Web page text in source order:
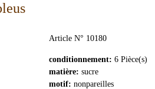
Article N° 10180
conditionnement: 6 Pièce(s)
matière: sucre
motif: nonpareilles